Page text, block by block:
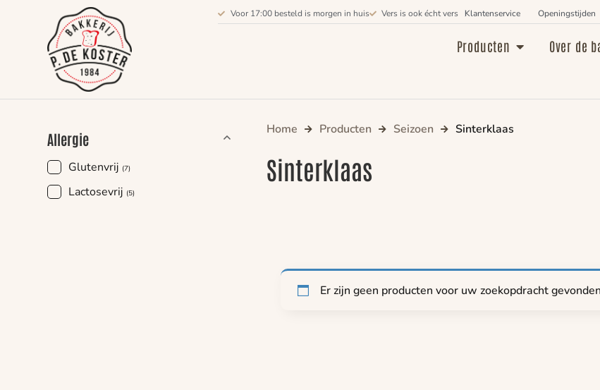
Voor 17:00 besteld is morgen in huis Vers is ook écht vers Klantenservice Openingstijden
Producten Over de
Allergie
Glutenvrij (7)
Lactosevrij (5)
Home Producten Seizoen Sinterklaas
Sinterklaas
Er zijn geen producten voor uw zoekopdracht